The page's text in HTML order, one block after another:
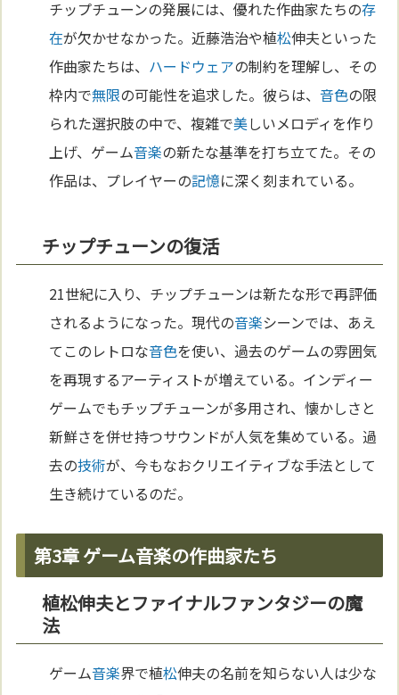
チップチューンの発展には、優れた作曲家たちの存
在が欠かせなかった。近藤浩治や植松伸夫といった
作曲家たちは、 ハードウェアの制約を理解し、その
枠内で無限の可能性を追求した。彼らは、音色の限
られた選択肢の中で、複雑で美しいメロディを作り
上げ、ゲーム音楽の新たな基準を打ち立てた。その
作品は、プレイヤーの記憶に深く刻まれている。
チップチューンの復活
21世紀に入り、チップチューンは新たな形で再評価
されるようになった。現代の音楽シーンでは、あえ
てこのレトロな音色を使い、過去のゲームの雰囲気
を再現するアーティストが増えている。インディー
ゲームでもチップチューンが多用され、懐かしさと
新鮮さを併せ持つサウンドが人気を集めている。過
去の技術が、今もなおクリエイティブな手法として
生き続けているのだ。
第3章 ゲーム音楽の作曲家たち
植松伸夫とファイナルファンタジーの魔
法
ゲーム音楽界で植松伸夫の名前を知らない人は少な